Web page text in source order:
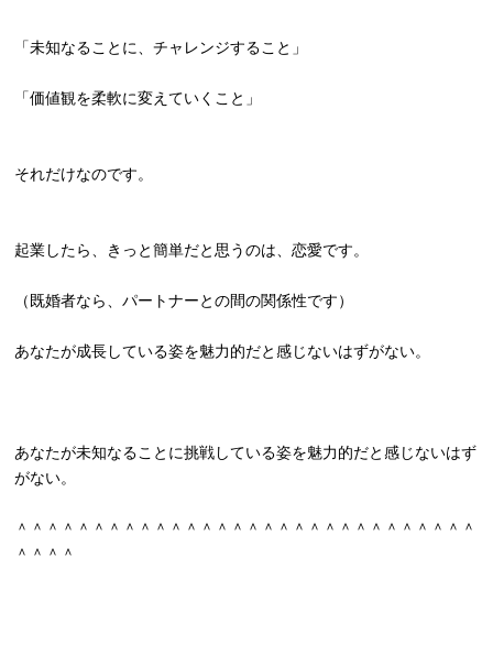
「未知なることに、チャレンジすること」
「価値観を柔軟に変えていくこと」
それだけなのです。
起業したら、きっと簡単だと思うのは、恋愛です。
（既婚者なら、パートナーとの間の関係性です）
あなたが成長している姿を魅力的だと感じないはずがない。
あなたが未知なることに挑戦している姿を魅力的だと感じないはず
がない。
＾＾＾＾＾＾＾＾＾＾＾＾＾＾＾＾＾＾＾＾＾＾＾＾＾＾＾＾＾＾
＾＾＾＾